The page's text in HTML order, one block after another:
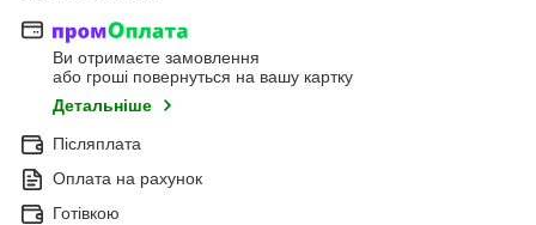
Ви отримаєте замовлення
або гроші повернуться на вашу картку
Детальніше
Післяплата
Оплата на рахунок
Готівкою